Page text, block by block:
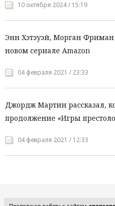
10 октября 2024 / 15:19
Энн Хэтэуэй, Морган
новом сериале Amazon
04 февраля 2021 / 23:33
Джордж Мартин рассказал,
продолжение «Игры
04 февраля 2021 / 12:33